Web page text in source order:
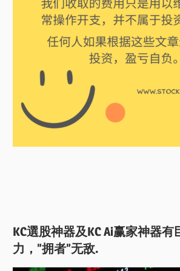
KC選股神器及KC Ai赢家神器
力，”拥者”无敌.